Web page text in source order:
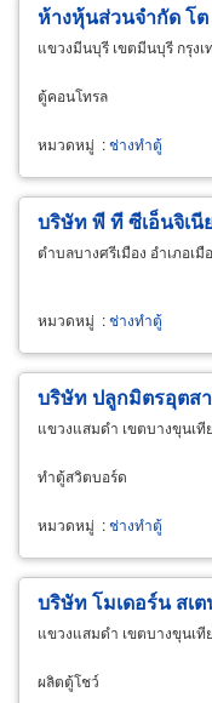
ห้างหุ้นส่วนจำกัด โต
แขวงมีนบุรี เขตมีนบุรี กรุง
ตู้คอนโทรล
หมวดหมู่ :ช่างทำตู้
บริษัท พี ที ซีเอ็นจิเ
ตำบลบางศรีเมือง อำเภอเ
หมวดหมู่ :ช่างทำตู้
บริษัท ปลูกมิตรอุตส
แขวงแสมดำ เขตบางขุนเที
ทำตู้สวิตบอร์ด
หมวดหมู่ :ช่างทำตู้
บริษัท โมเดอร์น สเ
แขวงแสมดำ เขตบางขุนเที
ผลิตตู้โชว์